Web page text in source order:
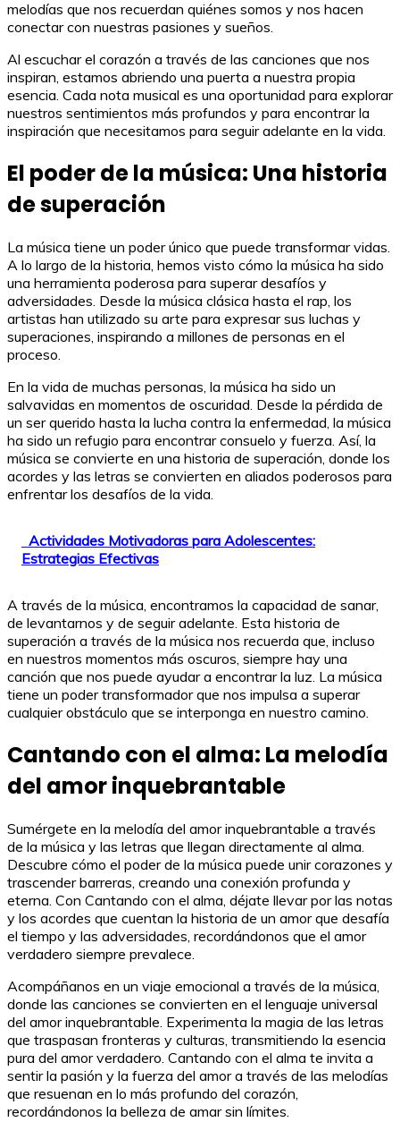
melodías que nos recuerdan quiénes somos y nos hacen
conectar con nuestras pasiones y sueños.
Al escuchar el corazón a través de las canciones que nos
inspiran, estamos abriendo una puerta a nuestra propia
esencia. Cada nota musical es una oportunidad para explorar
nuestros sentimientos más profundos y para encontrar la
inspiración que necesitamos para seguir adelante en la vida.
El poder de la música: Una historia
de superación
La música tiene un poder único que puede transformar vidas.
A lo largo de la historia, hemos visto cómo la música ha sido
una herramienta poderosa para superar desafíos y
adversidades. Desde la música clásica hasta el rap, los
artistas han utilizado su arte para expresar sus luchas y
superaciones, inspirando a millones de personas en el
proceso.
En la vida de muchas personas, la música ha sido un
salvavidas en momentos de oscuridad. Desde la pérdida de
un ser querido hasta la lucha contra la enfermedad, la música
ha sido un refugio para encontrar consuelo y fuerza. Así, la
música se convierte en una historia de superación, donde los
acordes y las letras se convierten en aliados poderosos para
enfrentar los desafíos de la vida.
Actividades Motivadoras para Adolescentes:
Estrategias Efectivas
A través de la música, encontramos la capacidad de sanar,
de levantarnos y de seguir adelante. Esta historia de
superación a través de la música nos recuerda que, incluso
en nuestros momentos más oscuros, siempre hay una
canción que nos puede ayudar a encontrar la luz. La música
tiene un poder transformador que nos impulsa a superar
cualquier obstáculo que se interponga en nuestro camino.
Cantando con el alma: La melodía
del amor inquebrantable
Sumérgete en la melodía del amor inquebrantable a través
de la música y las letras que llegan directamente al alma.
Descubre cómo el poder de la música puede unir corazones y
trascender barreras, creando una conexión profunda y
eterna. Con Cantando con el alma, déjate llevar por las notas
y los acordes que cuentan la historia de un amor que desafía
el tiempo y las adversidades, recordándonos que el amor
verdadero siempre prevalece.
Acompáñanos en un viaje emocional a través de la música,
donde las canciones se convierten en el lenguaje universal
del amor inquebrantable. Experimenta la magia de las letras
que traspasan fronteras y culturas, transmitiendo la esencia
pura del amor verdadero. Cantando con el alma te invita a
sentir la pasión y la fuerza del amor a través de las melodías
que resuenan en lo más profundo del corazón,
recordándonos la belleza de amar sin límites.